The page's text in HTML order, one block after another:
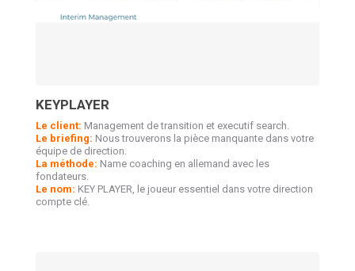
KEYPLAYER
Le client: Management de transition et executif search.
Le briefing: Nous trouverons la pièce manquante dans votre
équipe de direction.
La méthode: Name coaching en allemand avec les
fondateurs.
Le nom: KEY PLAYER, le joueur essentiel dans votre direction
compte clé.